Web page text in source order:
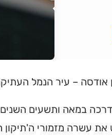
אודסה – עיר הנמל
במאה ותשעים
עשרה מזמורי ה'תיקון